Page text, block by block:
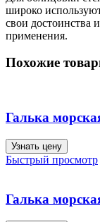
широко
свои достоинства
применения.
Похожие
Галька
Узнать цену
Быстрый просмотр
Галька